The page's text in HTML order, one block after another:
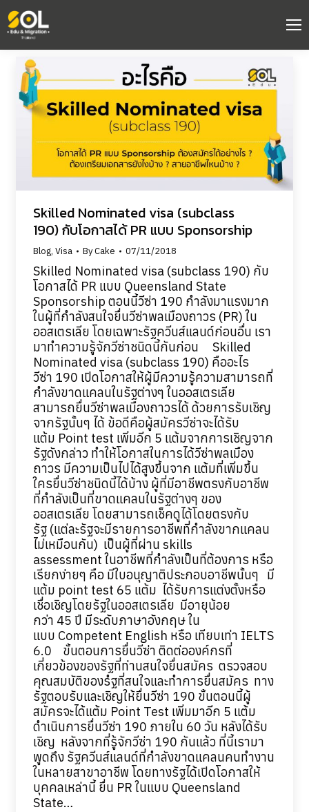
Skilled Nominated visa (subclass
190) กับโอกาสได้ PR แบบ Sponsorship
Blog, Visa ByCake 07/11/2018
Skilled Nominated visa (subclass 190) กับ
โอกาสได้ PR แบบ Queensland State
Sponsorship ตอนนี้วีซ่า 190 กำลังมาแรงมาก
ในผู้ที่กำลังสนใจยื่นวีซ่าพลเมืองถาวร (PR) ใน
ออสเตรเลีย โดยเฉพาะรัฐควีนส์แลนด์ก่อนอื่น เรา
มาทำความรู้จักวีซ่าชนิดนี้กันก่อน Skilled
Nominated visa (subclass 190) คืออะไร
วีซ่า 190 เปิดโอกาสให้ผู้มีความรู้ความสามารถที่
กำลังขาดแคลนในรัฐต่างๆ ในออสเตรเลีย
สามารถยื่นวีซ่าพลเมืองถาวรได้ ด้วยการรับเชิญ
จากรัฐนั้นๆ ได้ ข้อดีคือผู้สมัครวีซ่าจะได้รับ
แต้ม Point test เพิ่มอีก 5 แต้มจากการเชิญจาก
รัฐดังกล่าว ทำให้โอกาสในการได้วีซ่าพลเมือง
ถาวร มีความเป็นไปได้สูงขึ้นจาก แต้มที่เพิ่มขึ้น
ใครยื่นวีซ่าชนิดนี้ได้บ้าง ผู้ที่มีอาชีพตรงกับอาชีพ
ที่กำลังเป็นที่ขาดแคลนในรัฐต่างๆ ของ
ออสเตรเลีย โดยสามารถเช็คดูได้โดยตรงกับ
รัฐ (แต่ละรัฐจะมีรายการอาชีพที่กำลังขากแคลน
ไม่เหมือนกัน) เป็นผู้ที่ผ่าน skills
assessment ในอาชีพที่กำลังเป็นที่ต้องการ หรือ
เรียกง่ายๆ คือ มีใบอนุญาติประกอบอาชีพนั้นๆ มี
แต้ม point test 65 แต้ม ได้รับการแต่งตั้งหรือ
เชื่อเชิญโดยรัฐในออสเตรเลีย มีอายุน้อย
กว่า 45 ปี มีระดับภาษาอังกฤษ ใน
แบบ Competent English หรือ เทียบเท่า IELTS
6.0 ขั้นตอนการยื่นวีซ่า ติดต่อองค์กรที่
เกี่ยวข้องของรัฐที่ท่านสนใจยื่นสมัคร ตรวจสอบ
คุณสมบัติของรํฐที่สนใจและทำการยื่นสมัคร ทาง
รัฐตอบรับและเชิญให้ยื่นวีซ่า 190 ขั้นตอนนี้ผู้
สมัครจะได้แต้ม Point Test เพิ่มมาอีก 5 แต้ม
ดำเนินการยื่นวีซ่า 190 ภายใน 60 วัน หลังได้รับ
เชิญ หลังจากที่รู้จักวีซ่า 190 กันแล้ว ที่นี้เรามา
พูดถึง รัฐควีนส์แลนด์ที่กำลังขาดแคลนคนทำงาน
ในหลายสาขาอาชีพ โดยทางรัฐได้เปิดโอกาสให้
บุคคลเหล่านี้ ยื่น PR ในแบบ Queensland
State…